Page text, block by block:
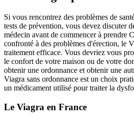
Si vous rencontrez des problèmes de
tests de prévention, vous devez discuter
médecin avant de commencer à prendre
confronté à des problèmes d'érection, le
traitement efficace. Vous devriez vous
le confort de votre maison ou de votre
obtenir une ordonnance et obtenir une
Viagra sans ordonnance est un choix
un médicament utilisé pour traiter la
Le Viagra en France